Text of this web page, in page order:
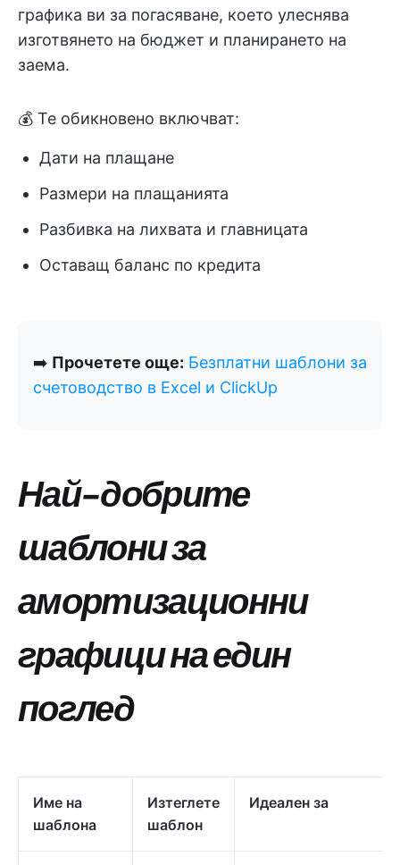
графика ви за погасяване, което улеснява
изготвянето на бюджет и планирането на
заема.
💰 Те обикновено включват:
Дати на плащане
Размери на плащанията
Разбивка на лихвата и главницата
Оставащ баланс по кредита
➡️ Прочетете още: Безплатни шаблони за
счетоводство в Excel и ClickUp
Най-добрите
шаблони за
амортизационни
графици на един
поглед
Име на
шаблона
Изтеглете
шаблон
Идеален за